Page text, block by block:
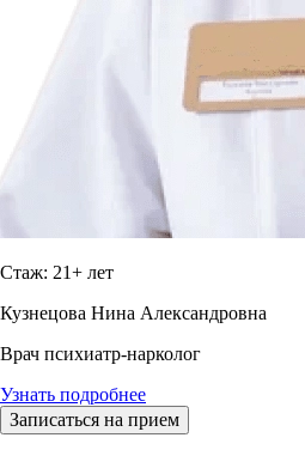
Стаж: 21+ лет
Кузнецова Нина Александровна
Врач психиатр-нарколог
Узнать подробнее
Записаться на прием